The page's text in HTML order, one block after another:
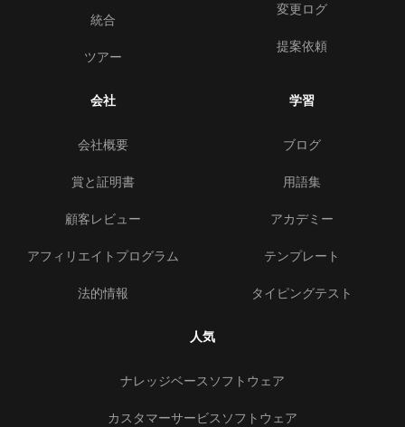
統合
ツアー
変更ログ
提案依頼
会社
会社概要
賞と証明書
顧客レビュー
アフィリエイトプログラム
法的情報
学習
ブログ
用語集
アカデミー
テンプレート
タイピングテスト
人気
ナレッジベースソフトウェア
カスタマーサービスソフトウェア